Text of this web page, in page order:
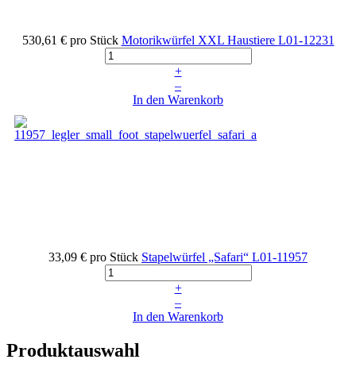
530,61 € pro Stück Motorikwürfel XXL Haustiere L01-12231
+
–
In den Warenkorb
33,09 € pro Stück Stapelwürfel „Safari“ L01-11957
+
–
In den Warenkorb
Produktauswahl